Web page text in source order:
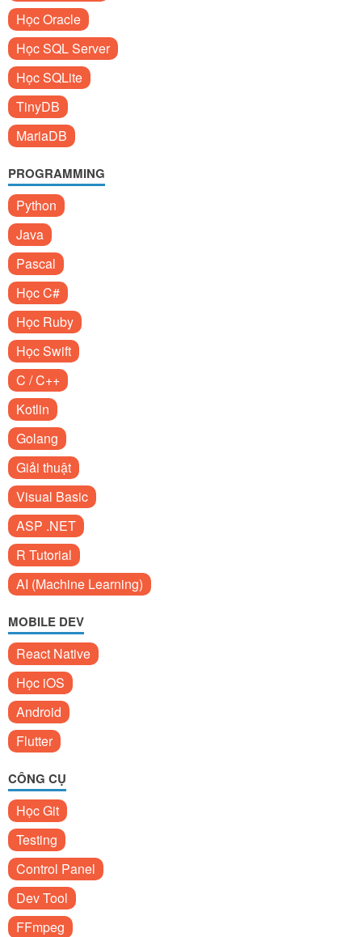
Học Oracle
Học SQL Server
Học SQLite
TinyDB
MariaDB
PROGRAMMING
Python
Java
Pascal
Học C#
Học Ruby
Học Swift
C / C++
Kotlin
Golang
Giải thuật
Visual Basic
ASP .NET
R Tutorial
AI (Machine Learning)
MOBILE DEV
React Native
Học iOS
Android
Flutter
CÔNG CỤ
Học Git
Testing
Control Panel
Dev Tool
FFmpeg